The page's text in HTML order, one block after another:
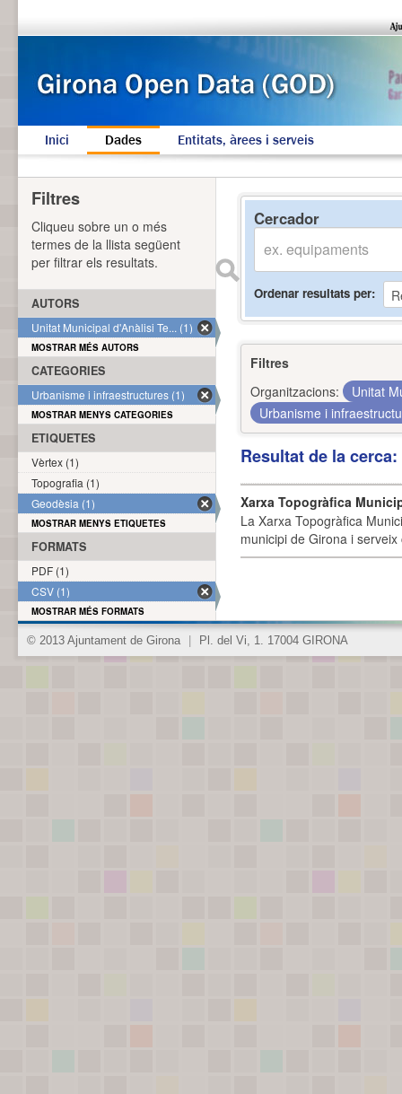
Inici Dades Entitats, àrees i serveis
Cercador
Ordenar resultats per
Filtres
Organitzacions:
Unitat
Urbanisme i
Resultat de la
Xarxa Topogràfica
La Xarxa Topogràfica
municipi de Girona i
Filtres
Cliqueu sobre un o més
termes de la llista següent
per filtrar els resultats.
AUTORS
Unitat Municipal d'Anàlisi Te... (1)
MOSTRAR MÉS AUTORS
CATEGORIES
Urbanisme i infraestructures (1)
MOSTRAR MENYS CATEGORIES
ETIQUETES
Vèrtex (1)
Topografia (1)
Geodèsia (1)
MOSTRAR MENYS ETIQUETES
FORMATS
PDF (1)
CSV (1)
MOSTRAR MÉS FORMATS
© 2013 Ajuntament de Girona Pl. del Vi, 1. 17004 GIRONA